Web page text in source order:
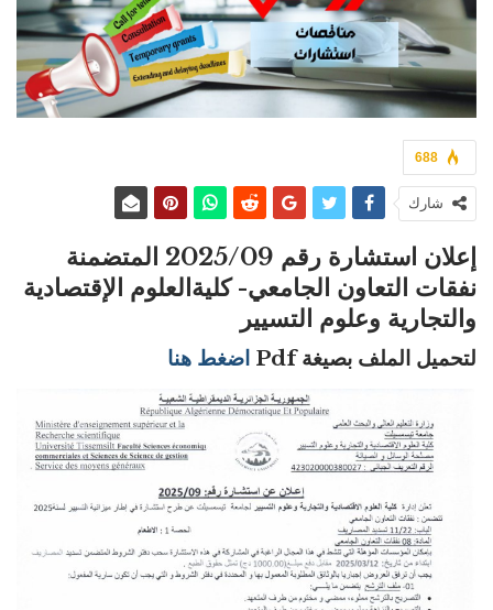
688
شارك
إعلان استشارة رقم 2025/09 المتضمنة
نفقات التعاون الجامعي-كليةالعلوم الإقتصادية
والتجارية وعلوم التسيير
لتحميل الملف بصيغة Pdf اضغط هنا